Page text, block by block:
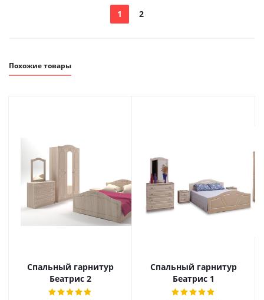
1 2
Похожие товары
Спальный гарнитур
Беатрис 2
Спальный гарнитур
Беатрис 1